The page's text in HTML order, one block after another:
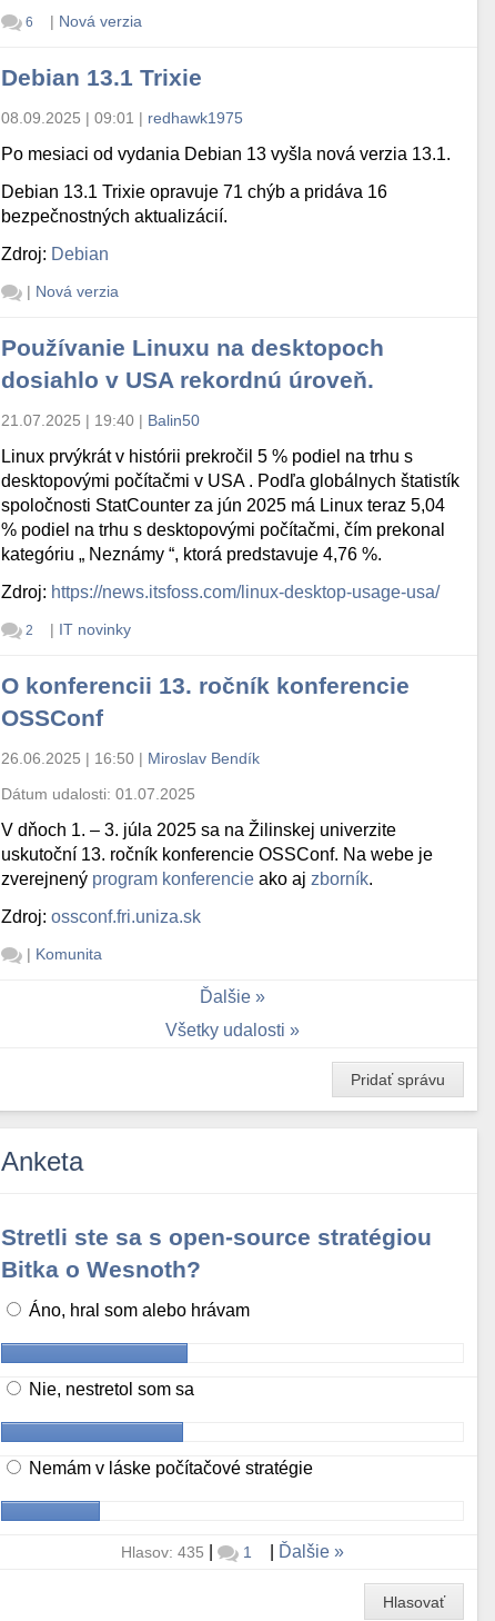
6 | Nová verzia
Debian 13.1 Trixie
08.09.2025 | 09:01 | redhawk1975
Po mesiaci od vydania Debian 13 vyšla nová verzia 13.1.
Debian 13.1 Trixie opravuje 71 chýb a pridáva 16
bezpečnostných aktualizácií.
Zdroj: Debian
| Nová verzia
Používanie Linuxu na desktopoch
dosiahlo v USA rekordnú úroveň.
21.07.2025 | 19:40 | Balin50
Linux prvýkrát v histórii prekročil 5 % podiel na trhu s
desktopovými počítačmi v USA . Podľa globálnych štatistík
spoločnosti StatCounter za jún 2025 má Linux teraz 5,04
% podiel na trhu s desktopovými počítačmi, čím prekonal
kategóriu „ Neznámy “, ktorá predstavuje 4,76 %.
Zdroj: https://news.itsfoss.com/linux-desktop-usage-usa/
2 | IT novinky
O konferencii 13. ročník konferencie
OSSConf
26.06.2025 | 16:50 | Miroslav Bendík
Dátum udalosti:01.07.2025
V dňoch 1. – 3. júla 2025 sa na Žilinskej univerzite
uskutoční 13. ročník konferencie OSSConf. Na webe je
zverejnený program konferencie ako aj zborník.
Zdroj:ossconf.fri.uniza.sk
| Komunita
Ďalšie
Všetky udalosti
Pridať správu
Anketa
Stretli ste sa s open-source stratégiou
Bitka o Wesnoth?
Áno, hral som alebo hrávam
Nie, nestretol som sa
Nemám v láske počítačové stratégie
Hlasov: 435 | 1 Ďalšie
Hlasovať